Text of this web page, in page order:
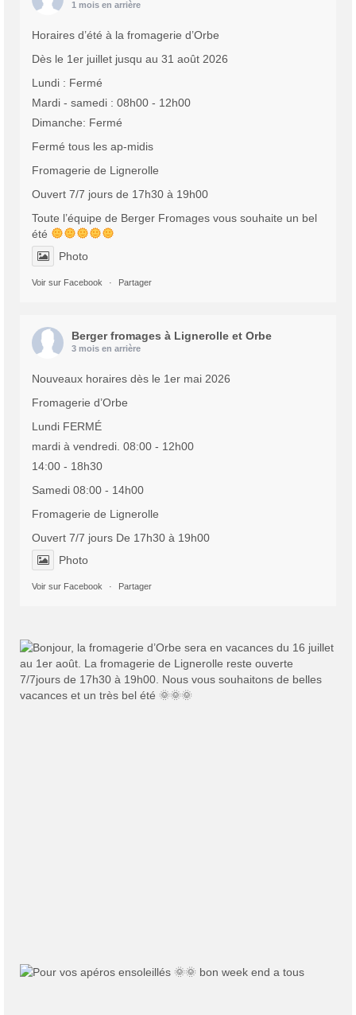
1 mois en arrière
Horaires d’été à la fromagerie d’Orbe
Dès le 1er juillet jusqu au 31 août 2026
Lundi : Fermé
Mardi - samedi : 08h00 - 12h00
Dimanche: Fermé
Fermé tous les ap-midis
Fromagerie de Lignerolle
Ouvert 7/7 jours de 17h30 à 19h00
Toute l’équipe de Berger Fromages vous souhaite un bel
été
Photo
Voir sur Facebook · Partager
Berger fromages à Lignerolle et Orbe
3 mois en arrière
Nouveaux horaires dès le 1er mai 2026
Fromagerie d’Orbe
Lundi FERMÉ
mardi à vendredi. 08:00 - 12h00
14:00 - 18h30
Samedi 08:00 - 14h00
Fromagerie de Lignerolle
Ouvert 7/7 jours De 17h30 à 19h00
Photo
Voir sur Facebook · Partager